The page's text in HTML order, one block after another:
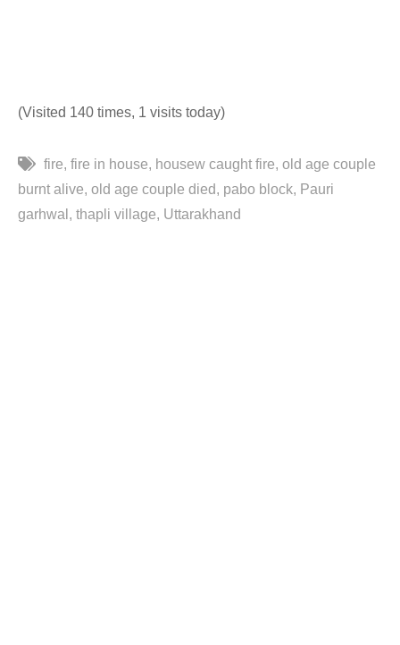
(Visited 140 times, 1 visits today)
fire fire in house housew caught fire old age couple
burnt alive old age couple died pabo block
Pauri
garhwal
thapli village Uttarakhand